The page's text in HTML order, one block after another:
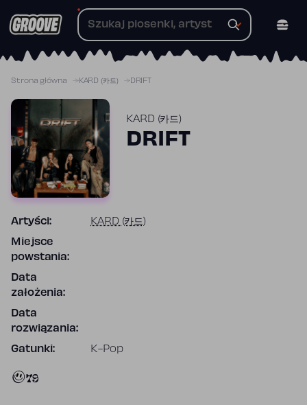
do
Strona główna KARD (카드) DRIFT
KARD (카드)
DRIFT
Artyści: KARD (카드)
Miejsce
powstania:
Data
założenia:
Data
rozwiązania:
Gatunki: K-Pop
79